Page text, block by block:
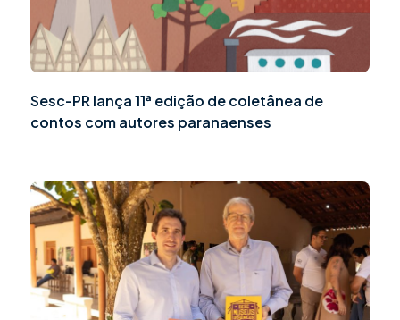
Sesc-PR lança 11ª edição de coletânea de
contos com autores paranaenses